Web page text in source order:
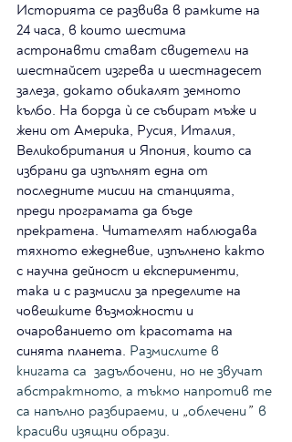
Историята се развива в рамките на
24 часа, в които шестима
астронавти стават свидетели на
шестнайсет изгрева и шестнадесет
залеза, докато обикалят земното
кълбо. На борда ѝ се събират мъже и
жени от Америка, Русия, Италия,
Великобритания и Япония, които са
избрани да изпълнят една от
последните мисии на станцията,
преди програмата да бъде
прекратена. Читателят наблюдава
тяхното ежедневие, изпълнено както
с научна дейност и експерименти,
така и с размисли за пределите на
човешките възможности и
очарованието от красотата на
синята планета. Размислите в
книгата са  задълбочени, но не звучат
абстрактното, а тъкмо напротив те
са напълно разбираеми, и „облечени ” в
красиви изящни образи.